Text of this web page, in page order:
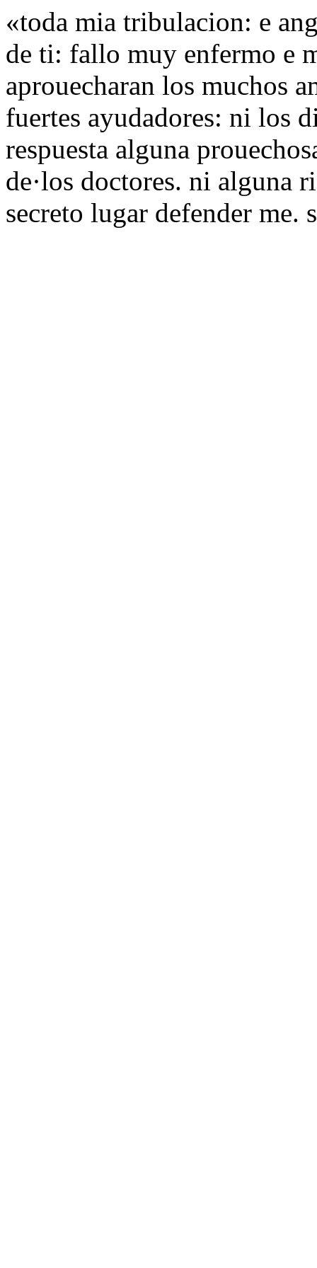
«toda mia tribulacion: e
de ti: fallo muy enfermo e
aprouecharan los muchos
fuertes ayudadores: ni los
respuesta alguna
de·los doctores. ni alguna
secreto lugar defender me.